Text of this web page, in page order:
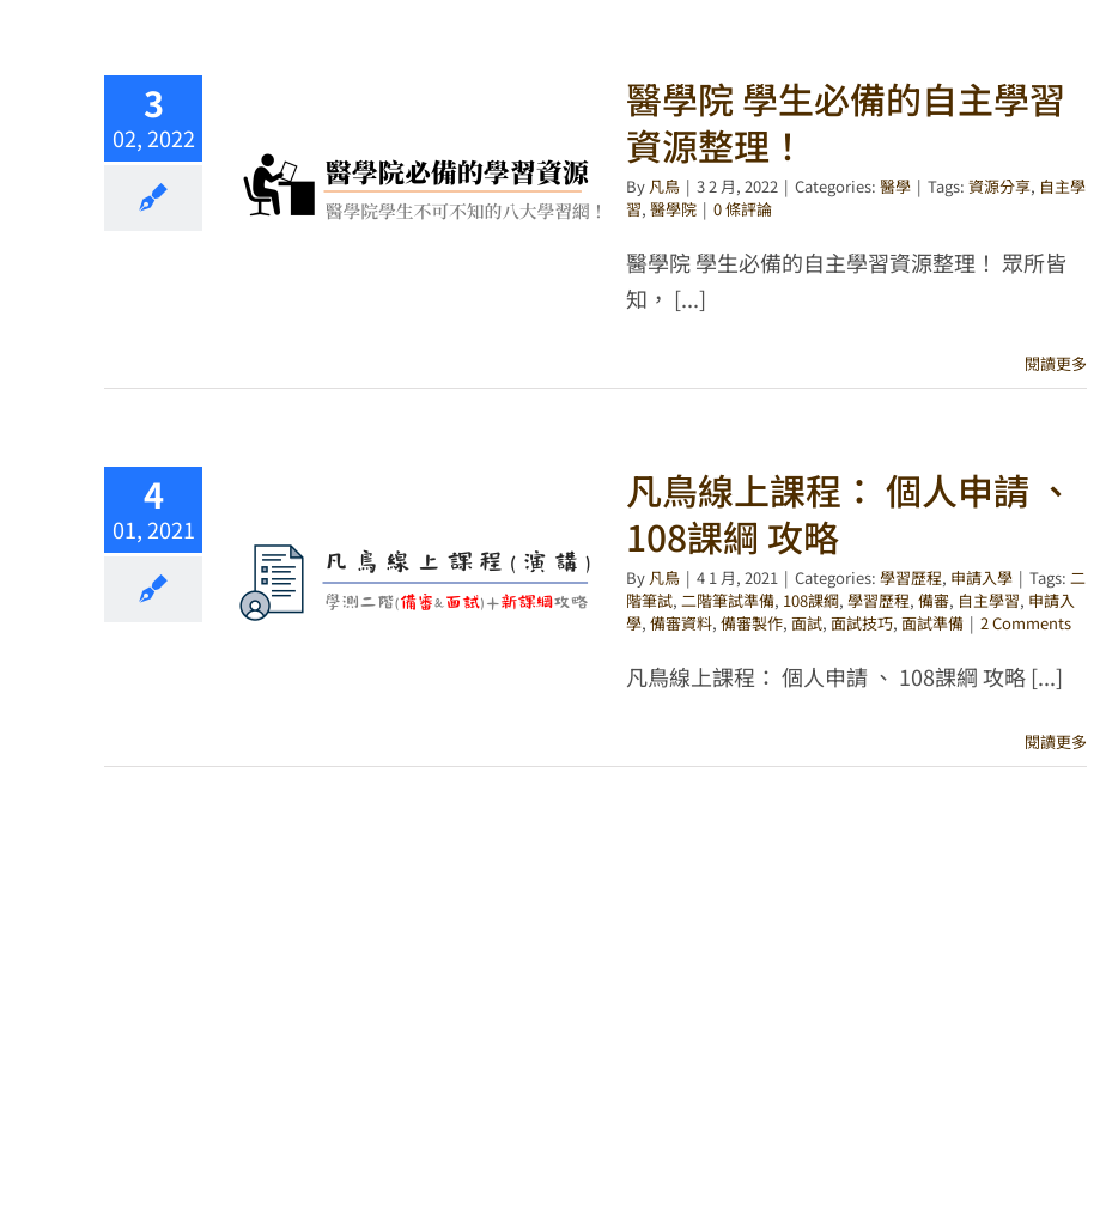
3
02, 2022
醫學院 學生必備的自主學習
資源整理！
By 凡鳥 | 3 2 月, 2022 | Categories: 醫學 | Tags: 資源分享, 自主學
習, 醫學院 | 0 條評論
醫學院 學生必備的自主學習資源整理！ 眾所皆
知， [...]
閱讀更多
4
01, 2021
凡鳥線上課程： 個人申請 、
108課綱 攻略
By 凡鳥 | 4 1 月, 2021 | Categories: 學習歷程, 申請入學 | Tags: 二
階筆試, 二階筆試準備, 108課綱, 學習歷程, 備審, 自主學習, 申請入
學, 備審資料, 備審製作, 面試, 面試技巧, 面試準備 | 2 Comments
凡鳥線上課程： 個人申請 、 108課綱 攻略 [...]
閱讀更多